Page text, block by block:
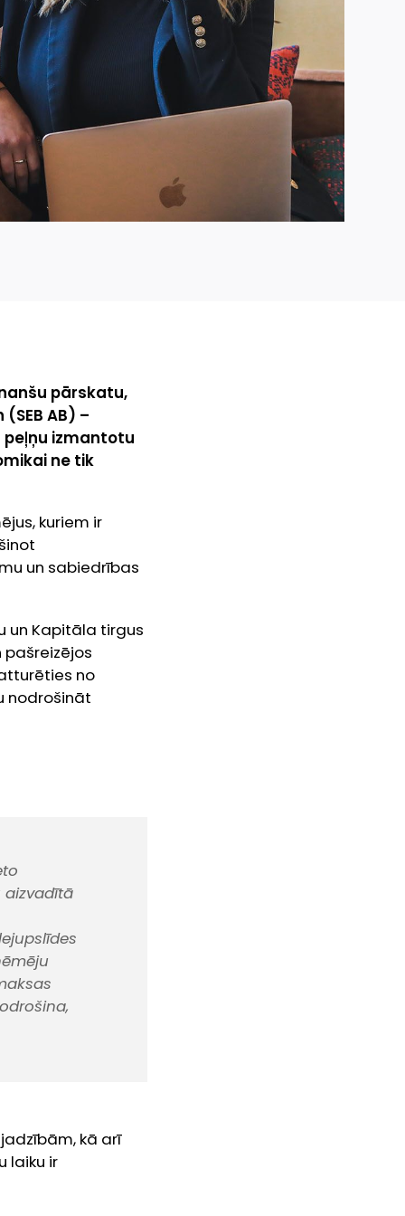
pārskatu,
AB) –
peļņu izmantotu
ne tik
kuriem ir
un sabiedrības
un Kapitāla tirgus
no
nodrošināt
aizvadītā
kā arī
laiku ir